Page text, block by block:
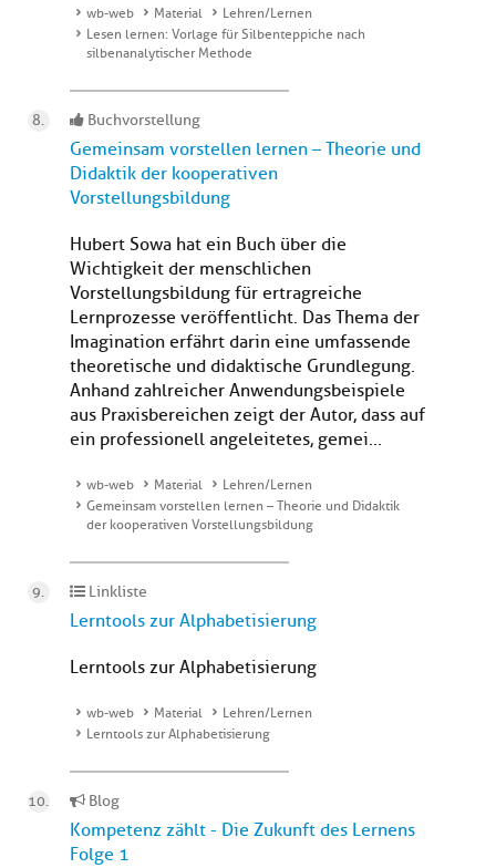
wb-web Material
Lehren/Lernen
Lesen lernen: Vorlage für Silbenteppiche nach
silbenanalytischer Methode
Buchvorstellung
Gemeinsam vorstellen lernen – Theorie und
Didaktik der kooperativen
Vorstellungsbildung
Hubert Sowa hat ein Buch über die
Wichtigkeit der menschlichen
Vorstellungsbildung für ertragreiche
Lernprozesse veröffentlicht. Das Thema der
Imagination erfährt darin eine umfassende
theoretische und didaktische Grundlegung.
Anhand zahlreicher Anwendungsbeispiele
aus Praxisbereichen zeigt der Autor, dass auf
ein professionell angeleitetes, gemei...
wb-web Material
Lehren/Lernen
Gemeinsam vorstellen lernen – Theorie und Didaktik
der kooperativen Vorstellungsbildung
Linkliste
Lerntools zur Alphabetisierung
Lerntools zur Alphabetisierung
wb-web Material
Lehren/Lernen
Lerntools zur Alphabetisierung
Blog
Kompetenz zählt - Die Zukunft des Lernens
Folge 1